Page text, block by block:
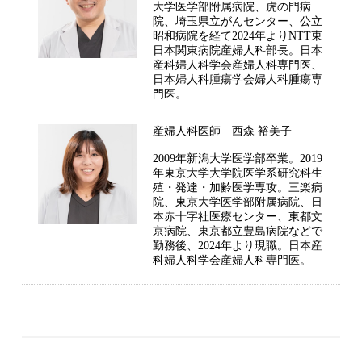
大学医学部附属病院、虎の門病
院、埼玉県立がんセンター、公立
昭和病院を経て2024年よりNTT東
日本関東病院産婦人科部長。日本
産科婦人科学会産婦人科専門医、
日本婦人科腫瘍学会婦人科腫瘍専
門医。
産婦人科医師 西森 裕美子
2009年新潟大学医学部卒業。2019
年東京大学大学院医学系研究科生
殖・発達・加齢医学専攻。三楽病
院、東京大学医学部附属病院、日
本赤十字社医療センター、東都文
京病院、東京都立豊島病院などで
勤務後、2024年より現職。日本産
科婦人科学会産婦人科専門医。